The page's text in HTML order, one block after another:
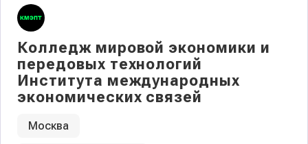
Колледж мировой экономики и
передовых технологий
Института международных
экономических связей
Москва